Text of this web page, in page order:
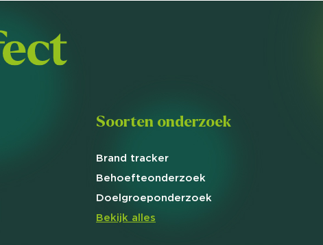
Soorten onderzoek
Brand tracker
Behoefteonderzoek
Doelgroeponderzoek
Bekijk alles